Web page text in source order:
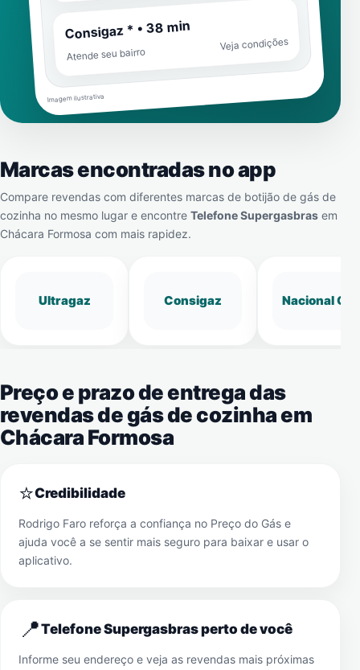
Consigaz * • 38 min
Atende seu bairro
Veja condições
Imagem ilustrativa
Marcas encontradas no app
Compare revendas com diferentes marcas de botijão de gás de
cozinha no mesmo lugar e encontre Telefone Supergasbras em
Chácara Formosa com mais rapidez.
Ultragaz Consigaz Nacional Gás
Preço e prazo de entrega das
revendas de gás de cozinha em
Chácara Formosa
⭐Credibilidade
Rodrigo Faro reforça a confiança no Preço do Gás e
ajuda você a se sentir mais seguro para baixar e usar o
aplicativo.
📍Telefone Supergasbras perto de você
Informe seu endereço e veja as revendas mais próximas